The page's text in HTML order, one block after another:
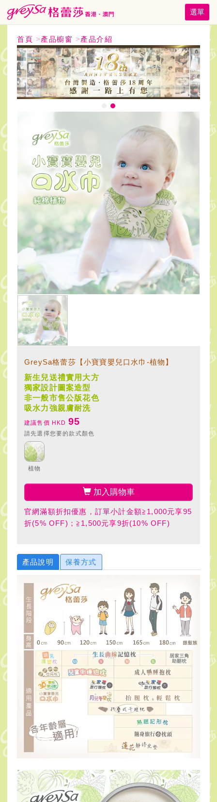
Toggle
選單
首頁 >產品櫥窗 >產品介紹
GreySa格蕾莎【小寶寶嬰兒口水巾-植物】
新生兒送禮實用大方
獨家設計圖案造型
非一般市售公版花色
吸水力強親膚耐洗
建議售價 HKD 95
請先選擇您要的款式顏色
植物
加入購物車
官網滿額折扣優惠，訂單小計金額≧1,000元享95
折(5% OFF)；≧1,500元享9折(10% OFF)
產品說明 保養方式